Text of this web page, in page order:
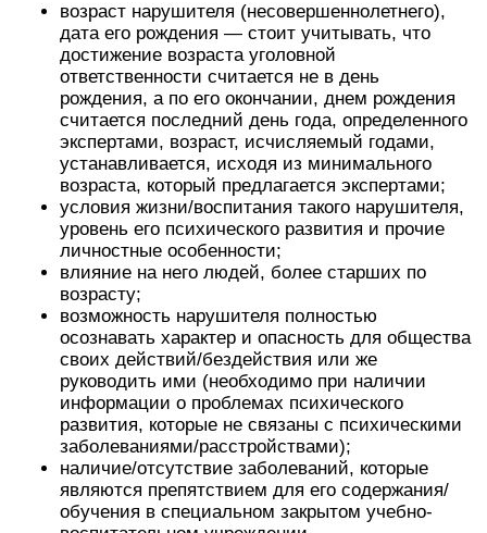
возраст нарушителя (несовершеннолетнего),
дата его рождения — стоит учитывать, что
достижение возраста уголовной
ответственности считается не в день
рождения, а по его окончании, днем рождения
считается последний день года, определенного
экспертами, возраст, исчисляемый годами,
устанавливается, исходя из минимального
возраста, который предлагается экспертами;
условия жизни/воспитания такого нарушителя,
уровень его психического развития и прочие
личностные особенности;
влияние на него людей, более старших по
возрасту;
возможность нарушителя полностью
осознавать характер и опасность для общества
своих действий/бездействия или же
руководить ими (необходимо при наличии
информации о проблемах психического
развития, которые не связаны с психическими
заболеваниями/расстройствами);
наличие/отсутствие заболеваний, которые
являются препятствием для его содержания/
обучения в специальном закрытом учебно-